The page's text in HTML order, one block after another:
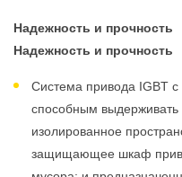
Надежность и прочность
Надежность и прочность
Система привода IGBT
способным
изолированное
защищающее шкаф